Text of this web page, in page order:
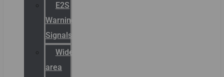
E2S
Warning
Signals
Wide
area